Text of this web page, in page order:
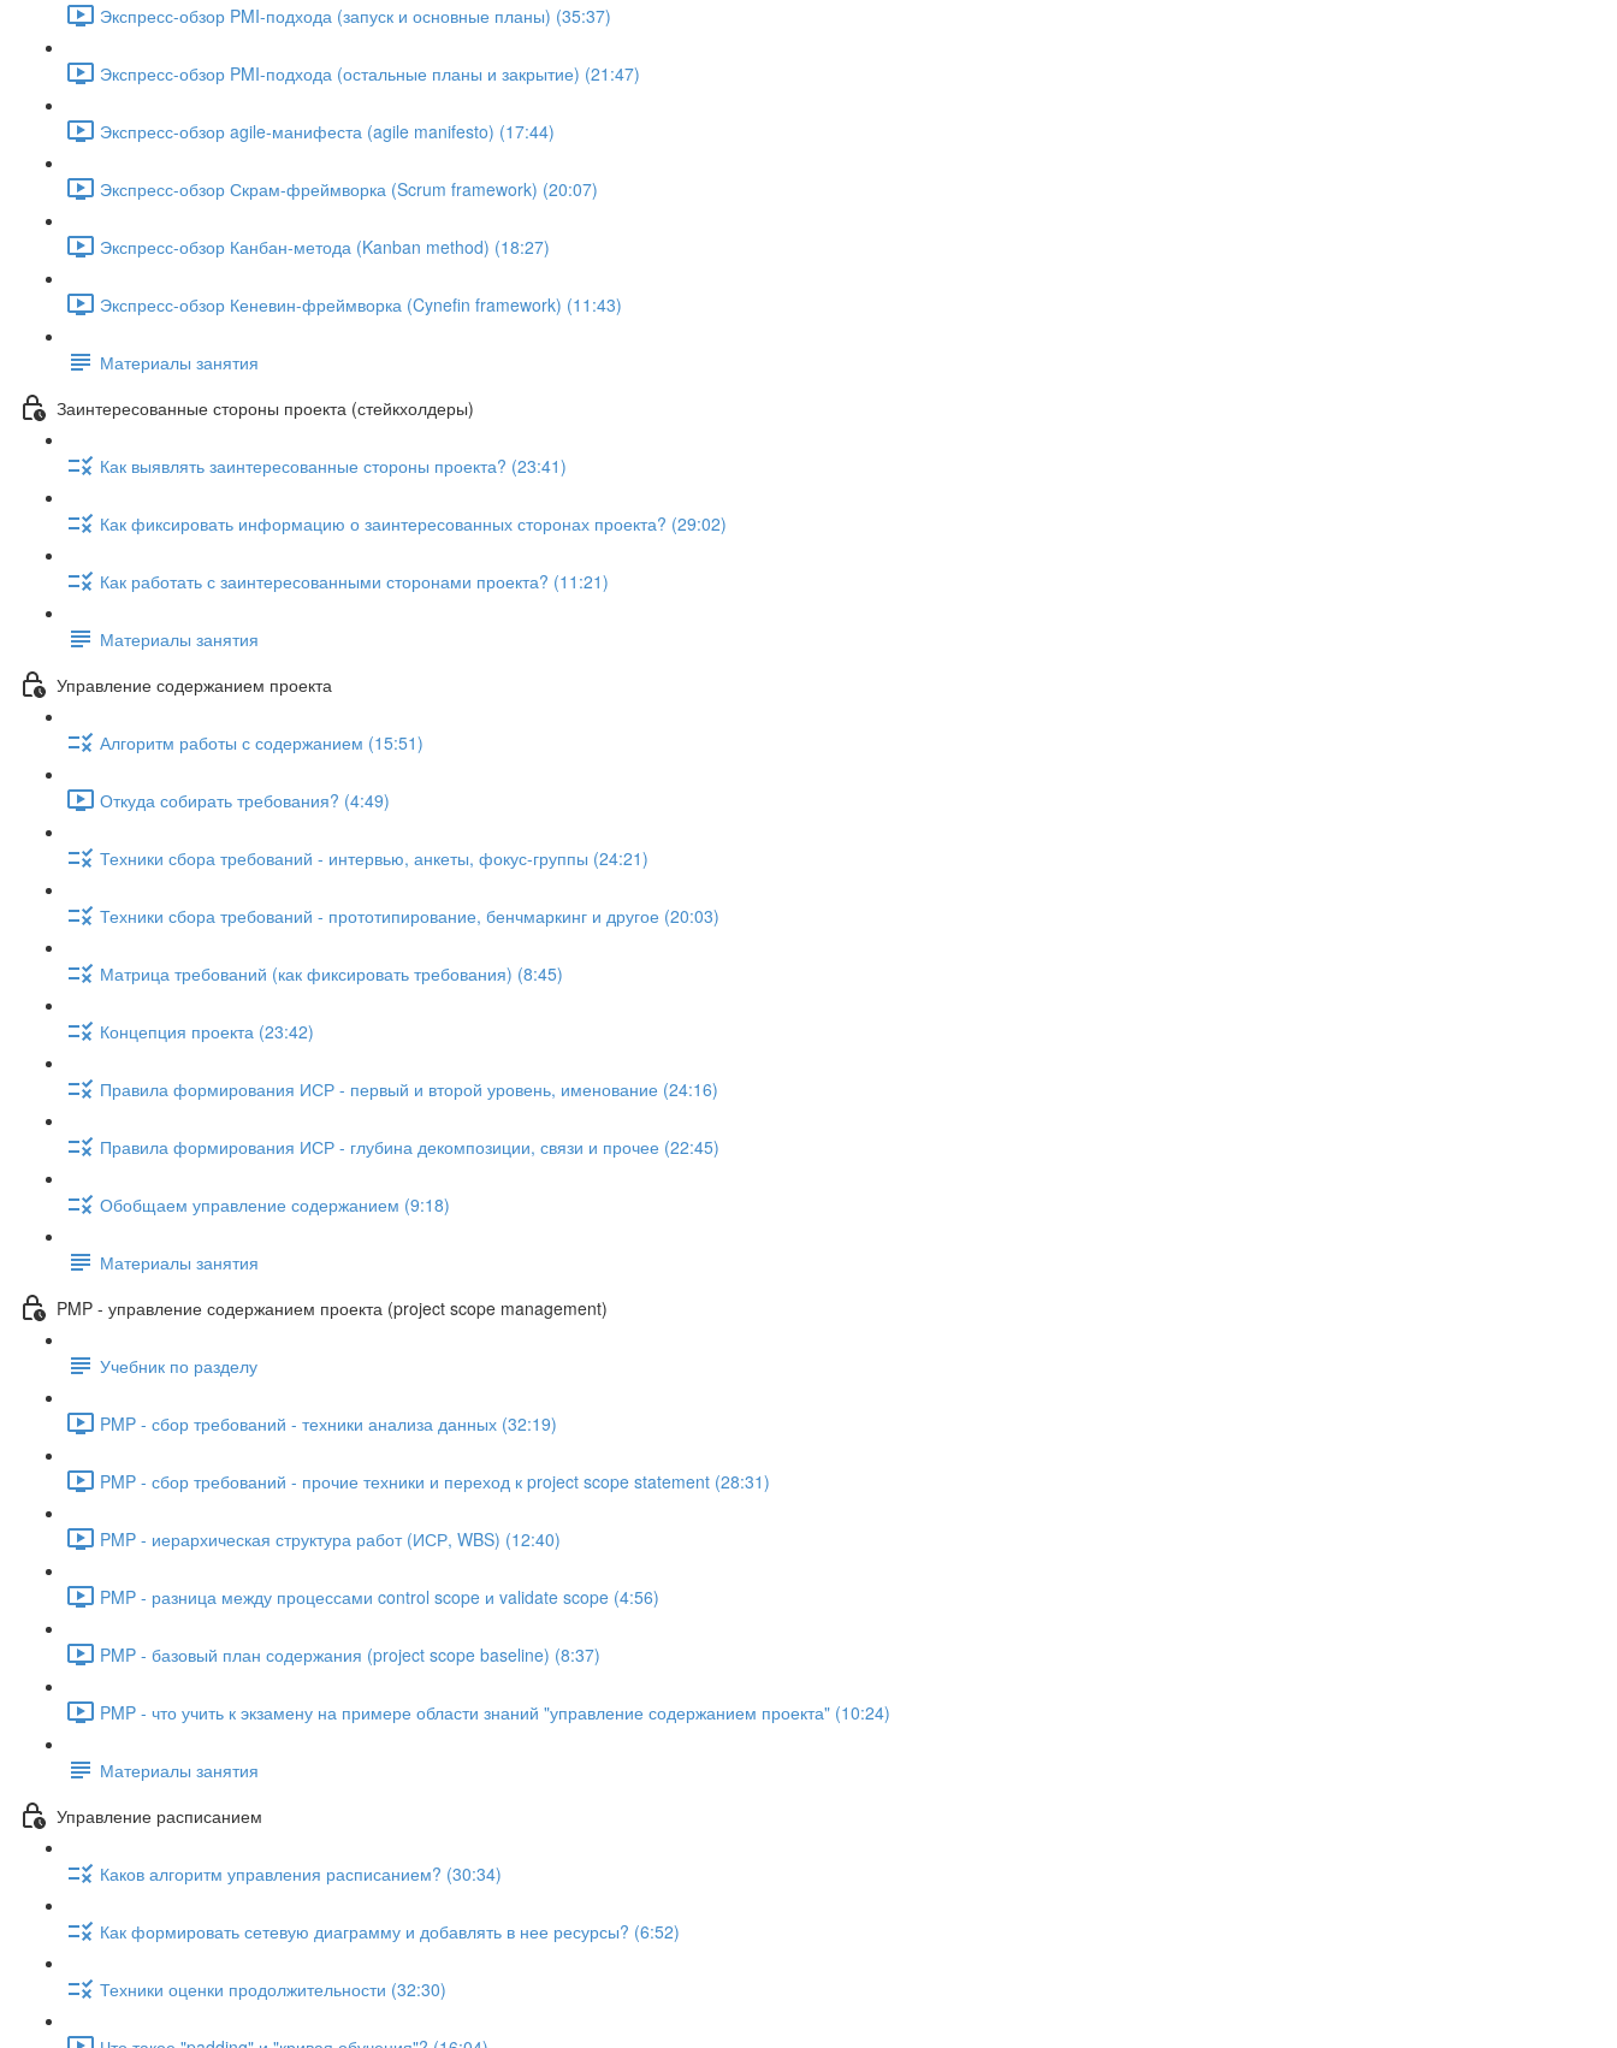
Экспресс-обзор PMI-подхода (запуск и основные планы) (35:37)
Экспресс-обзор PMI-подхода (остальные планы и закрытие) (21:47)
Экспресс-обзор agile-манифеста (agile manifesto) (17:44)
Экспресс-обзор Скрам-фреймворка (Scrum framework) (20:07)
Экспресс-обзор Канбан-метода (Kanban method) (18:27)
Экспресс-обзор Кеневин-фреймворка (Cynefin framework) (11:43)
Материалы занятия
Заинтересованные стороны проекта (стейкхолдеры)
Как выявлять заинтересованные стороны проекта? (23:41)
Как фиксировать информацию о заинтересованных сторонах проекта? (29:02)
Как работать с заинтересованными сторонами проекта? (11:21)
Материалы занятия
Управление содержанием проекта
Алгоритм работы с содержанием (15:51)
Откуда собирать требования? (4:49)
Техники сбора требований - интервью, анкеты, фокус-группы (24:21)
Техники сбора требований - прототипирование, бенчмаркинг и другое (20:03)
Матрица требований (как фиксировать требования) (8:45)
Концепция проекта (23:42)
Правила формирования ИСР - первый и второй уровень, именование (24:16)
Правила формирования ИСР - глубина декомпозиции, связи и прочее (22:45)
Обобщаем управление содержанием (9:18)
Материалы занятия
PMP - управление содержанием проекта (project scope management)
Учебник по разделу
PMP - сбор требований - техники анализа данных (32:19)
PMP - сбор требований - прочие техники и переход к project scope statement (28:31)
PMP - иерархическая структура работ (ИСР, WBS) (12:40)
PMP - разница между процессами control scope и validate scope (4:56)
PMP - базовый план содержания (project scope baseline) (8:37)
PMP - что учить к экзамену на примере области знаний "управление содержанием проекта" (10:24)
Материалы занятия
Управление расписанием
Каков алгоритм управления расписанием? (30:34)
Как формировать сетевую диаграмму и добавлять в нее ресурсы? (6:52)
Техники оценки продолжительности (32:30)